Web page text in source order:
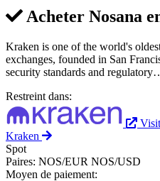
Acheter Nosana
Kraken is one of the world's
exchanges, founded in San
security standards and
Restreint dans:
Kraken
Spot
Paires: NOS/EUR NOS/USD
Moyen de paiement: